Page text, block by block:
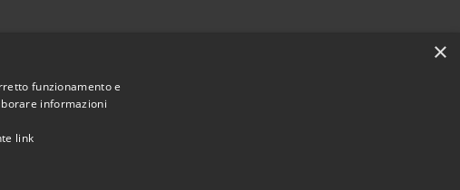
procedura-attuazione/LOG8RSTT/consorzio_tineri
×
funzionamento e
informazioni
link